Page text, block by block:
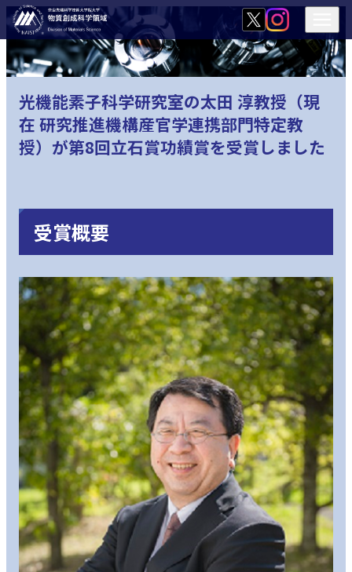
光機能素子科学研究室の太田 淳教授（現
在 研究推進機構産官学連携部門特定教
授）が第8回立石賞功績賞を受賞しました
受賞概要